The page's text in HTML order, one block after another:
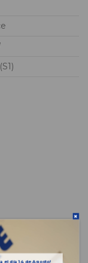
el día 14 de Agosto!